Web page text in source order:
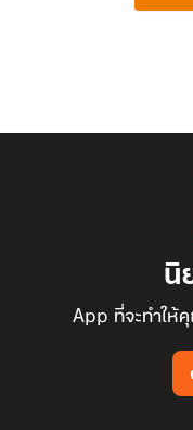
นิ
App ที่จะทำให้